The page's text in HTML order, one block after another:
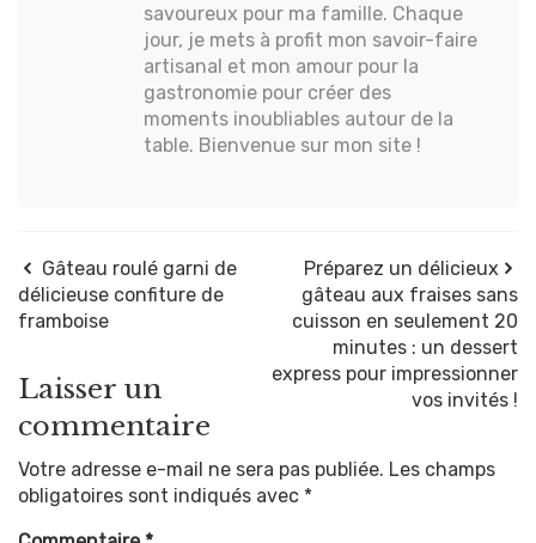
savoureux pour ma famille. Chaque
jour, je mets à profit mon savoir-faire
artisanal et mon amour pour la
gastronomie pour créer des
moments inoubliables autour de la
table. Bienvenue sur mon site !
Gâteau roulé garni de
délicieuse confiture de
framboise
Préparez un délicieux
gâteau aux fraises sans
cuisson en seulement 20
minutes : un dessert
express pour impressionner
vos invités !
Laisser un
commentaire
Votre adresse e-mail ne sera pas publiée. Les champs
obligatoires sont indiqués avec *